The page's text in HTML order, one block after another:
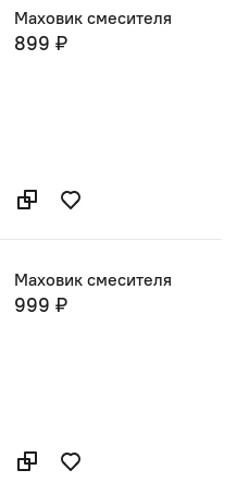
Маховик смесителя
899 ₽
Маховик смесителя
999 ₽